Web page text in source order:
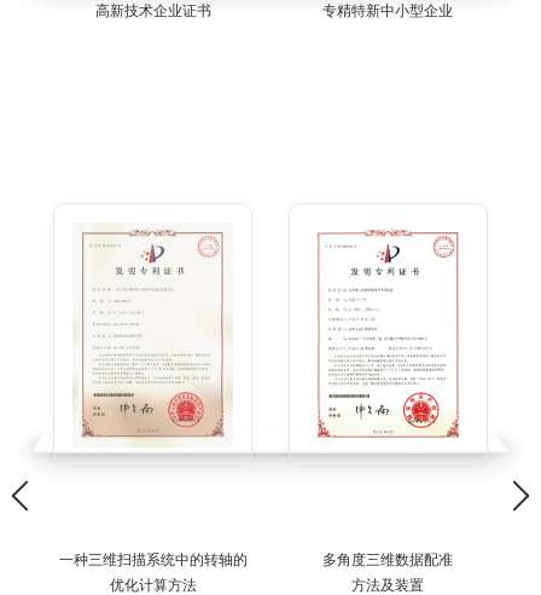
高新技术企业证书 专精特新中小型企业
一种三维扫描系统中的转轴的
优化计算方法
多角度三维数据配准
方法及装置